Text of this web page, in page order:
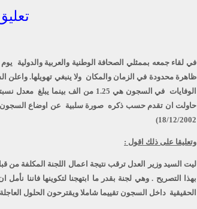
في لقاء جمعه بممثلي الصحافة الوطنية والعربية والدولية يوم 17 ديسمبر 2002 قال السيد وزير العدل
ظاهرة محدودة في الزمان والمكان ولا ينبغي تهويلها. واعلن
الوفايات في السجون هي 1.25 من الف بينما يبلغ
حاولت ان تقدم حسب ذكره صورة سلبية عن اوضاع السجون
18/12/2002)
وتعليقا على ذلك اقول :
ليت السيد وزير العدل ترقب نتيجة اعمال اللجنة المكلفة
بهذا التصريح . وهي لجنة بقدر ما ابتهجنا لتكوينها فاننا نأمل
الحقيقية داخل السجون تقييما شاملا ويقترحون الحلول